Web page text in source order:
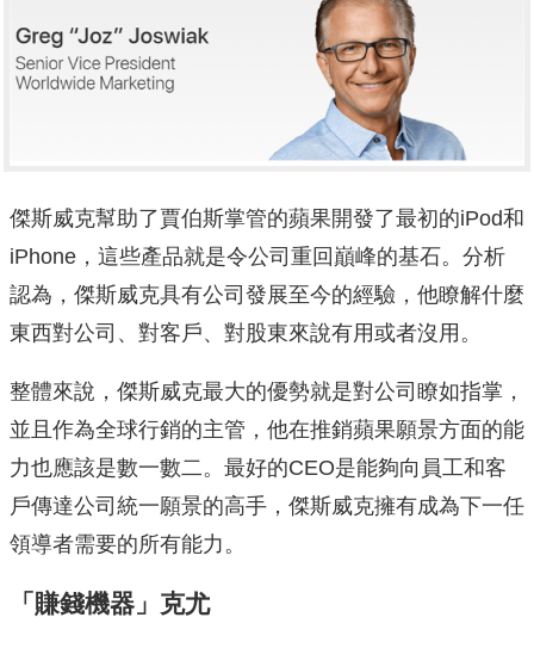
傑斯威克幫助了賈伯斯掌管的蘋果開發了最初的iPod和
iPhone，這些產品就是令公司重回巔峰的基石。分析
認為，傑斯威克具有公司發展至今的經驗，他瞭解什麼
東西對公司、對客戶、對股東來說有用或者沒用。
整體來說，傑斯威克最大的優勢就是對公司瞭如指掌，
並且作為全球行銷的主管，他在推銷蘋果願景方面的能
力也應該是數一數二。最好的CEO是能夠向員工和客
戶傳達公司統一願景的高手，傑斯威克擁有成為下一任
領導者需要的所有能力。
「賺錢機器」克尤